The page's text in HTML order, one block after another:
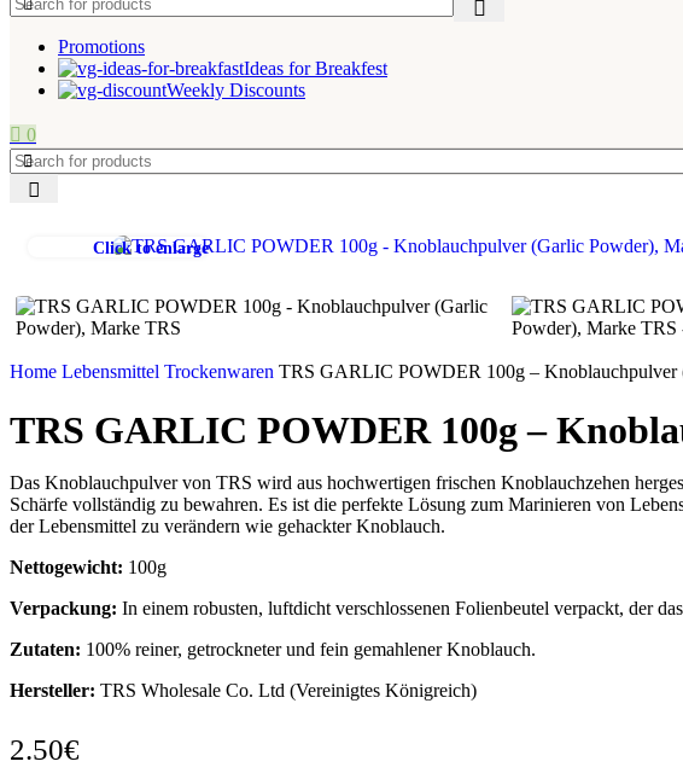
Promotions
Ideas for Breakfest
Weekly Discounts
0
Click to enlarge
Home Lebensmittel Trockenwaren TRS GARLIC POWDER 100g – Knoblauchpulver
TRS GARLIC POWDER 100g –
Das Knoblauchpulver von TRS wird aus hochwertigen frischen Knoblauchzehen
Schärfe vollständig zu bewahren. Es ist die perfekte Lösung zum Marinieren von
der Lebensmittel zu verändern wie gehackter Knoblauch.
Nettogewicht: 100g
Verpackung: In einem robusten, luftdicht verschlossenen Folienbeutel verpackt, der
Zutaten: 100% reiner, getrockneter und fein gemahlener Knoblauch.
Hersteller: TRS Wholesale Co. Ltd (Vereinigtes Königreich)
2.50€